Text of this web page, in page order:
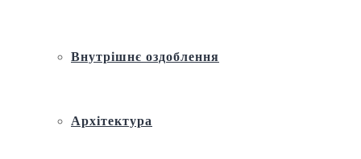
Внутрішнє оздоблення
Архітектура